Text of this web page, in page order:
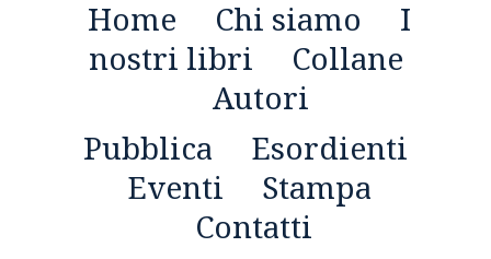
Home Chi siamo
I
nostri libri
Collane
Autori
Pubblica
Esordienti
Eventi
Stampa
Contatti